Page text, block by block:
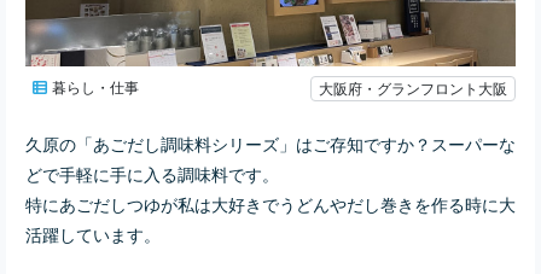
暮らし・仕事 大阪府・グランフロント大阪
久原の「あごだし調味料シリーズ」はご存知ですか？スーパーな
どで手軽に手に入る調味料です。
特にあごだしつゆが私は大好きでうどんやだし巻きを作る時に大
活躍しています。